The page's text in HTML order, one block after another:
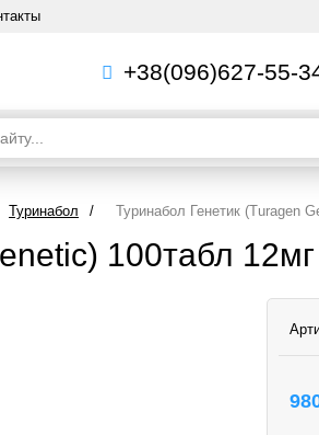
+38(096)627-55-
Туринабол / Туринабол Генетик (Turagen
100табл 12мг